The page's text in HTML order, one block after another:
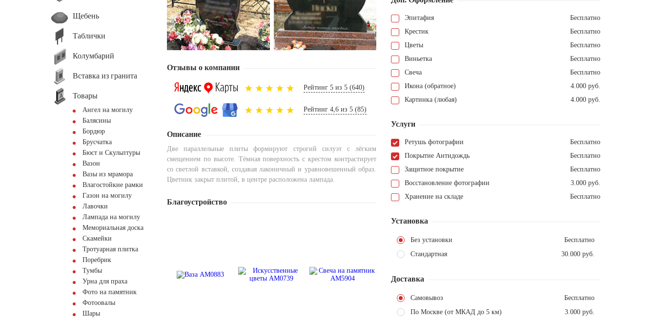
Щебень
Таблички
Колумбарий
Вставка из гранита
Товары
Ангел на могилу
Балясины
Бордюр
Брусчатка
Бюст и Скульптуры
Вазон
Вазы из мрамора
Влагостойкие рамки
Газон на могилу
Лавочки
Лампада на могилу
Мемориальная доска
Скамейки
Тротуарная плитка
Поребрик
Тумбы
Урна для праха
Фото на памятник
Фотоовалы
Шары
Отзывы о компании
Рейтинг 5 из 5 (640)
Рейтинг 4,6 из 5 (85)
Описание
Две параллельные плиты формируют строгий силуэт с лёгким
смещением по высоте. Тёмная поверхность с крестом контрастирует
со светлой вставкой, создавая лаконичный и уравновешенный образ.
Цветник закрыт плитой, в центре расположена лампада.
Благоустройство
Эпитафия
Бесплатно
Крестик
Бесплатно
Цветы
Бесплатно
Виньетка
Бесплатно
Свеча
Бесплатно
Икона (обратное)
4.000 руб.
Картинка (любая)
4.000 руб.
Услуги
Ретушь фотографии
Бесплатно
Покрытие Антидождь
Бесплатно
Защитное покрытие
Бесплатно
Восстановление фотографии
3.000 руб.
Хранение на складе
Бесплатно
Установка
Без установки
Бесплатно
Стандартная
30.000 руб.
Доставка
Самовывоз
Бесплатно
По Москве (от МКАД до 5 км)
3.000 руб.